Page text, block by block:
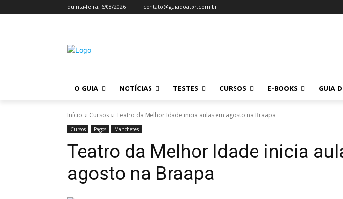
quinta-feira, 6/08/2026 contato@guiadoator.com.br
O GUIA NOTÍCIAS TESTES CURSOS E-BOOKS GUIA
Início Cursos Teatro da Melhor Idade inicia aulas em agosto na Braapa
Cursos Pagos Manchetes
Teatro da Melhor Idade inicia
agosto na Braapa